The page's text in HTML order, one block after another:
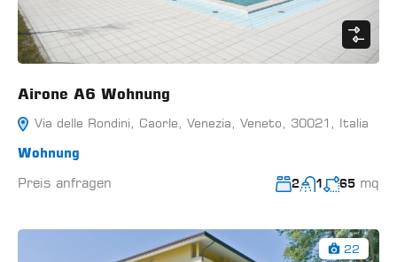
Airone A6 Wohnung
Via delle Rondini, Caorle, Venezia, Veneto, 30021, Italia
Wohnung
Preis anfragen
2 1 65 mq
22